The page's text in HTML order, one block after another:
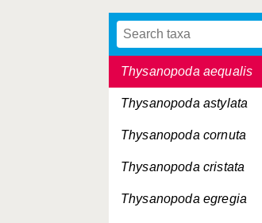
Thysanopoda acutifrons
Thysanopoda aequalis
Thysanopoda astylata
Thysanopoda cornuta
Thysanopoda cristata
Thysanopoda egregia